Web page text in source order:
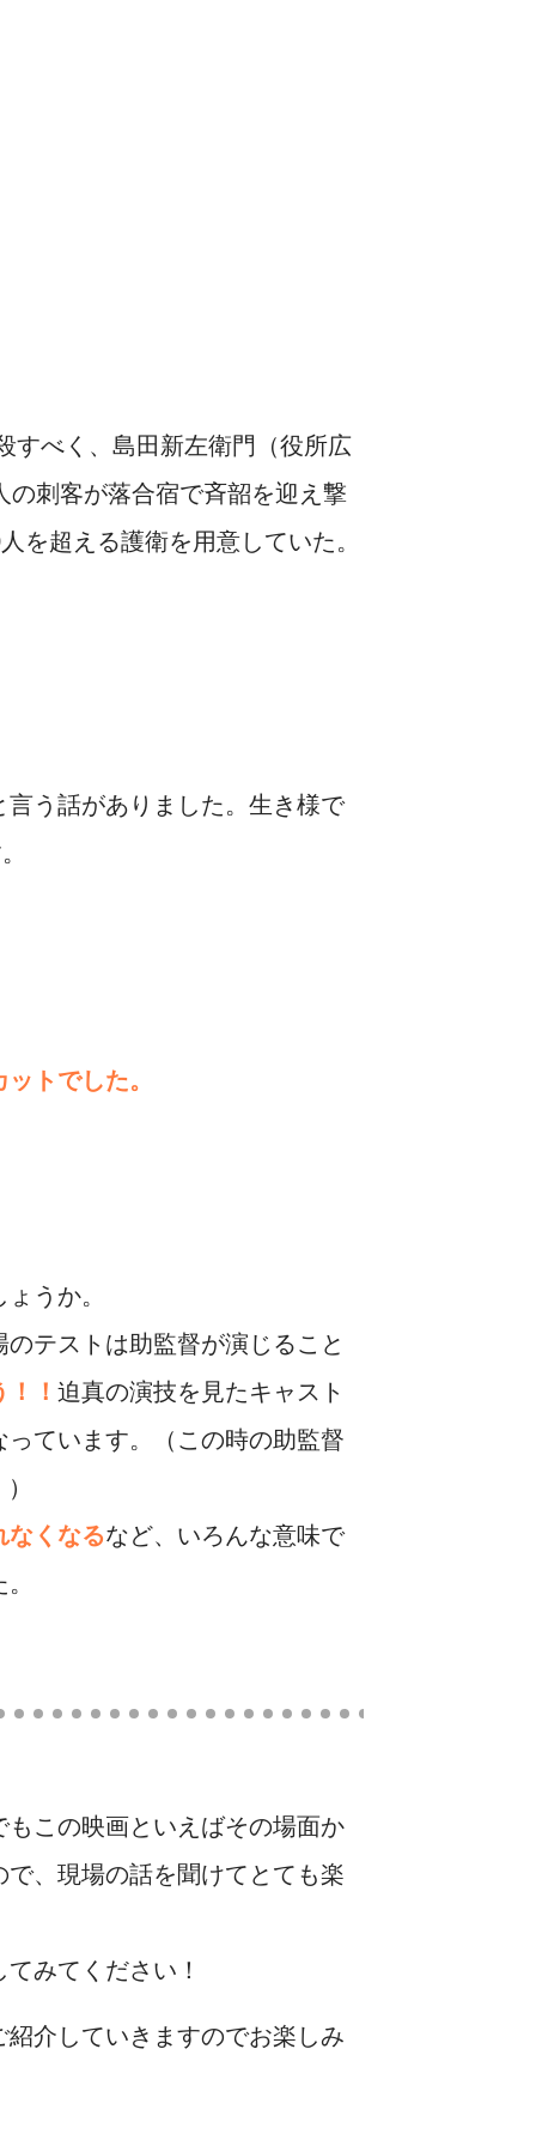
すべく、島田新左衛門（役所広
刺客が落合宿で斉韶を迎え撃
を超える護衛を用意していた。
言う話がありました。生き様で
トでした。
うか。
テストは助監督が演じること
！！迫真の演技を見たキャスト
ています。（この時の助監督
なくなるなど、いろんな意味で
この映画といえばその場面か
、現場の話を聞けてとても楽
みてください！
介していきますのでお楽しみ